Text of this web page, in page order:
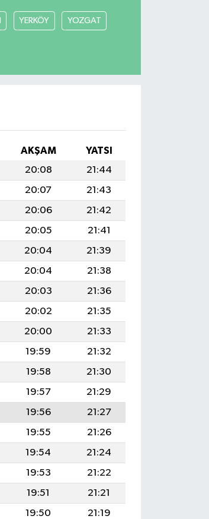
YERKÖY YOZGAT
AKŞAM
YATSI
20:08
21:44
20:07
21:43
20:06
21:42
20:05
21:41
20:04
21:39
20:04
21:38
20:03
21:36
20:02
21:35
20:00
21:33
19:59
21:32
19:58
21:30
19:57
21:29
19:56
21:27
19:55
21:26
19:54
21:24
19:53
21:22
19:51
21:21
19:50
21:19